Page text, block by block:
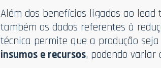
Além dos benefícios ligados ao
também os dados referentes à
técnica permite que a produção
insumos e recursos, podendo variar